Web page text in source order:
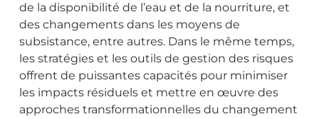
de la disponibilité de l’eau et de la nourriture, et
des changements dans les moyens de
subsistance, entre autres. Dans le même temps,
les stratégies et les outils de gestion des risques
offrent de puissantes capacités pour minimiser
les impacts résiduels et mettre en œuvre des
approches transformationnelles du changement